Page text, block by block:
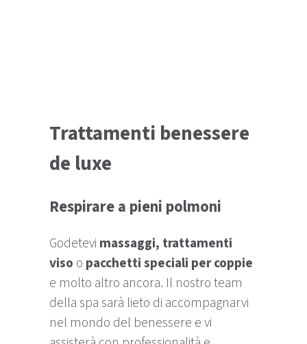
Trattamenti benessere
de luxe
Respirare a pieni polmoni
Godetevi massaggi, trattamenti
viso o pacchetti speciali per coppie
e molto altro ancora. Il nostro team
della spa sarà lieto di accompagnarvi
nel mondo del benessere e vi